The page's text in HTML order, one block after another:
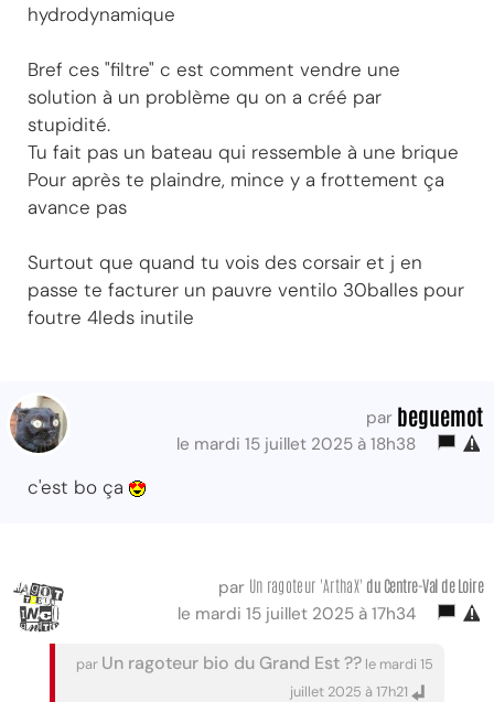
hydrodynamique
Bref ces "filtre" c est comment vendre une
solution à un problème qu on a créé par
stupidité.
Tu fait pas un bateau qui ressemble à une brique
Pour après te plaindre, mince y a frottement ça
avance pas
Surtout que quand tu vois des corsair et j en
passe te facturer un pauvre ventilo 30balles pour
foutre 4leds inutile
par beguemot
le mardi 15 juillet 2025 à 18h38
c'est bo ça
par Un ragoteur 'ArthaX' du Centre-Val de Loire
le mardi 15 juillet 2025 à 17h34
par Un ragoteur bio du Grand Est ?? le mardi 15
juillet 2025 à 17h21